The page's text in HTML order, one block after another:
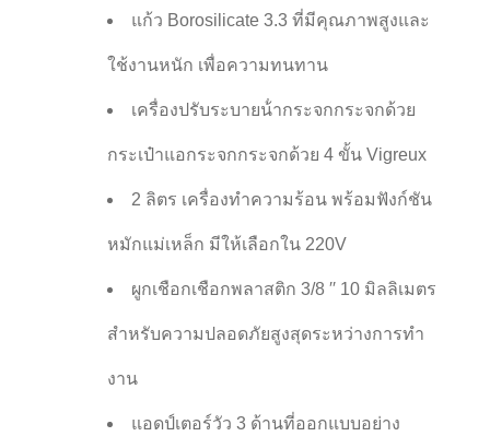
แก้ว Borosilicate 3.3 ที่มีคุณภาพสูงและ
ใช้งานหนัก เพื่อความทนทาน
เครื่องปรับระบายน้ํากระจกกระจกด้วย
กระเป๋าแอกระจกกระจกด้วย 4 ขั้น Vigreux
2 ลิตร เครื่องทําความร้อน พร้อมฟังก์ชัน
หมักแม่เหล็ก มีให้เลือกใน 220V
ผูกเชือกเชือกพลาสติก 3/8 ′′ 10 มิลลิเมตร
สําหรับความปลอดภัยสูงสุดระหว่างการทํา
งาน
แอดป์เตอร์วัว 3 ด้านที่ออกแบบอย่าง